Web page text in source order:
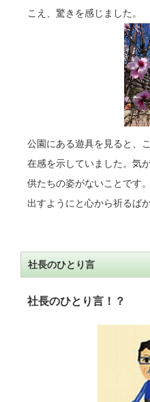
こえ、驚きを感じました。
公園にある遊具を見ると、
在感を示していました。気
供たちの姿がないことです
出すようにと心から祈るばか
社長のひとり言
社長のひとり言！？